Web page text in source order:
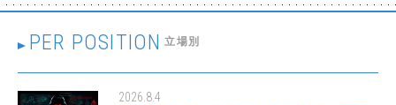
PER POSITION 立場別
2026.8.4